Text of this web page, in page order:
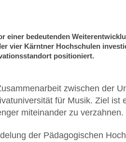
bedeutenden
vier Kärntner Hochschulen
positioniert.
zwischen der
für Musik. Ziel ist
miteinander zu verzahnen.
der Pädagogischen